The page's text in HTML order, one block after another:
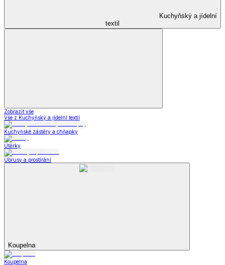
Kuchyňský a jídelní
textil
Zobrazit vše
Vše z Kuchyňský a jídelní textil
Kuchyňské zástěry a chňapky
Utěrky
Ubrusy a prostírání
Koupelna
Koupelna